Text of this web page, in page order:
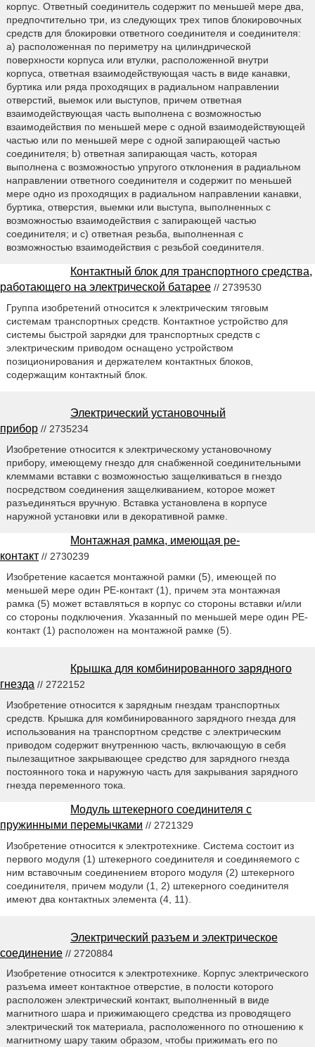
корпус. Ответный соединитель содержит по меньшей мере два,
предпочтительно три, из следующих трех типов блокировочных
средств для блокировки ответного соединителя и соединителя:
а) расположенная по периметру на цилиндрической
поверхности корпуса или втулки, расположенной внутри
корпуса, ответная взаимодействующая часть в виде канавки,
буртика или ряда проходящих в радиальном направлении
отверстий, выемок или выступов, причем ответная
взаимодействующая часть выполнена с возможностью
взаимодействия по меньшей мере с одной взаимодействующей
частью или по меньшей мере с одной запирающей частью
соединителя; b) ответная запирающая часть, которая
выполнена с возможностью упругого отклонения в радиальном
направлении ответного соединителя и содержит по меньшей
мере одно из проходящих в радиальном направлении канавки,
буртика, отверстия, выемки или выступа, выполненных с
возможностью взаимодействия с запирающей частью
соединителя; и c) ответная резьба, выполненная с
возможностью взаимодействия с резьбой соединителя.
Контактный блок для транспортного средства,
работающего на электрической батарее // 2739530
Группа изобретений относится к электрическим тяговым
системам транспортных средств. Контактное устройство для
системы быстрой зарядки для транспортных средств с
электрическим приводом оснащено устройством
позиционирования и держателем контактных блоков,
содержащим контактный блок.
Электрический установочный
прибор // 2735234
Изобретение относится к электрическому установочному
прибору, имеющему гнездо для снабженной соединительными
клеммами вставки с возможностью защелкиваться в гнездо
посредством соединения защелкиванием, которое может
разъединяться вручную. Вставка установлена в корпусе
наружной установки или в декоративной рамке.
Монтажная рамка, имеющая pe-
контакт // 2730239
Изобретение касается монтажной рамки (5), имеющей по
меньшей мере один PE-контакт (1), причем эта монтажная
рамка (5) может вставляться в корпус со стороны вставки и/или
со стороны подключения. Указанный по меньшей мере один PE-
контакт (1) расположен на монтажной рамке (5).
Крышка для комбинированного зарядного
гнезда // 2722152
Изобретение относится к зарядным гнездам транспортных
средств. Крышка для комбинированного зарядного гнезда для
использования на транспортном средстве с электрическим
приводом содержит внутреннюю часть, включающую в себя
пылезащитное закрывающее средство для зарядного гнезда
постоянного тока и наружную часть для закрывания зарядного
гнезда переменного тока.
Модуль штекерного соединителя с
пружинными перемычками // 2721329
Изобретение относится к электротехнике. Система состоит из
первого модуля (1) штекерного соединителя и соединяемого с
ним вставочным соединением второго модуля (2) штекерного
соединителя, причем модули (1, 2) штекерного соединителя
имеют два контактных элемента (4, 11).
Электрический разъем и электрическое
соединение // 2720884
Изобретение относится к электротехнике. Корпус электрического
разъема имеет контактное отверстие, в полости которого
расположен электрический контакт, выполненный в виде
магнитного шара и прижимающего средства из проводящего
электрический ток материала, расположенного по отношению к
магнитному шару таким образом, чтобы прижимать его по